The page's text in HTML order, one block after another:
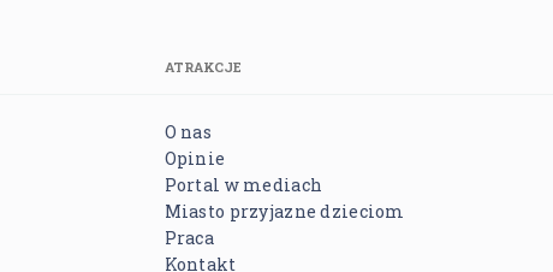
ATRAKCJE
O nas
Opinie
Portal w mediach
Miasto przyjazne dzieciom
Praca
Kontakt